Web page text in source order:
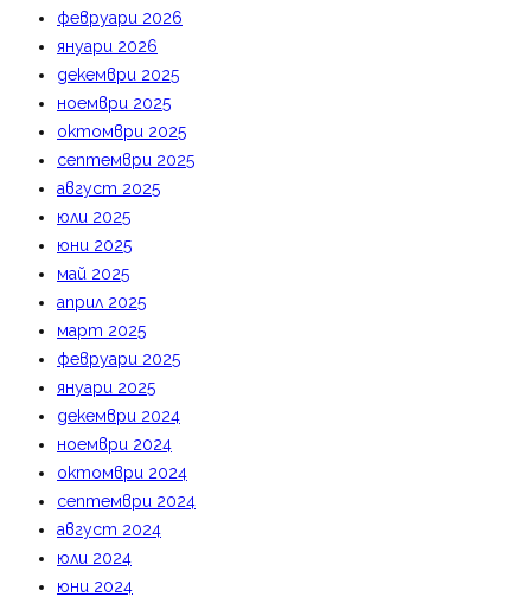
февруари 2026
януари 2026
декември 2025
ноември 2025
октомври 2025
септември 2025
август 2025
юли 2025
юни 2025
май 2025
април 2025
март 2025
февруари 2025
януари 2025
декември 2024
ноември 2024
октомври 2024
септември 2024
август 2024
юли 2024
юни 2024